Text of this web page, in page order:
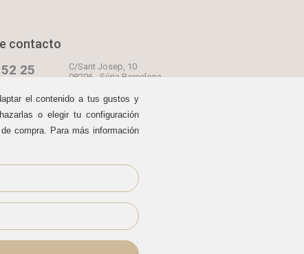
contacto
25
y 17:00 a 20:00
C/Sant Josep, 10
08206 - Súria Barcelona
08241 - Manresa Barcelona
C/Born, 13
08241 - Manresa Barcelona
el contenido a tus gustos y
o elegir tu configuración
compra. Para más información